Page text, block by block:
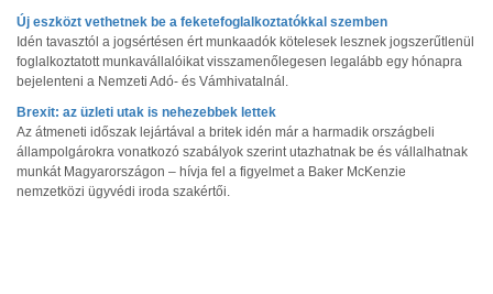
Új eszközt vethetnek be a feketefoglalkoztatókkal szemben
Idén tavasztól a jogsértésen ért munkaadók kötelesek lesznek jogszerűtlenül
foglalkoztatott munkavállalóikat visszamenőlegesen legalább egy hónapra
bejelenteni a Nemzeti Adó- és Vámhivatalnál.
Brexit: az üzleti utak is nehezebbek lettek
Az átmeneti időszak lejártával a britek idén már a harmadik országbeli
állampolgárokra vonatkozó szabályok szerint utazhatnak be és vállalhatnak
munkát Magyarországon – hívja fel a figyelmet a Baker McKenzie
nemzetközi ügyvédi iroda szakértői.